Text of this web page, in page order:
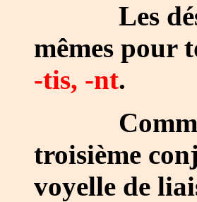
Les
mêmes pour
-tis, -nt.
Comme le
troisième
voyelle de